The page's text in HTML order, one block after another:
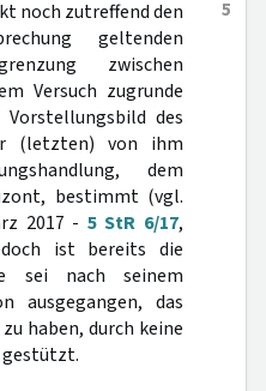
5
noch zutreffend den
geltenden
zwischen
Versuch zugrunde
des
(letzten) von ihm
dem
bestimmt (vgl.
2017 - 5 StR 6/17,
ist bereits die
sei nach seinem
ausgegangen, das
haben, durch keine
gestützt.